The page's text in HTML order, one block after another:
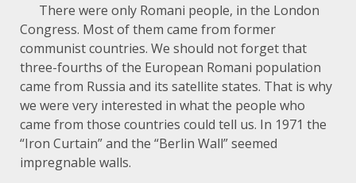
There were only Romani people, in the London
Congress. Most of them came from former
communist countries. We should not forget that
three-fourths of the European Romani population
came from Russia and its satellite states. That is why
we were very interested in what the people who
came from those countries could tell us. In 1971 the
“Iron Curtain” and the “Berlin Wall” seemed
impregnable walls.